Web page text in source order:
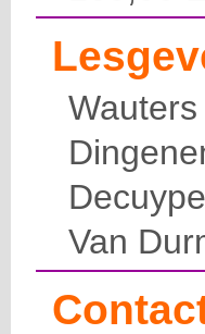
Van